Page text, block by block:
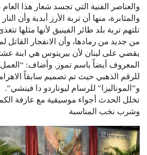
والعناصر الفنية التي تجسد شعار هذا
والمثابرة، منها أن تربة الأرز أبدية وأن
تلتهم تربة بلد طائر الفينيق لأنها مثلها
من جديد من رمادها، وأن الانفجار القاتل
يقضي على لبنان لأن بيريتوس هي ابنة
المعروف أيضاً باسم تموز. وأضاف:
للرقم الذهبي حيث تم تصميم سابقاً
و”الموناليزا” للرسام ليوناردو دا فينشي”.
تخلل الحدث أجواء موسيقية مع عازفة
وشرب نخب المناسبة